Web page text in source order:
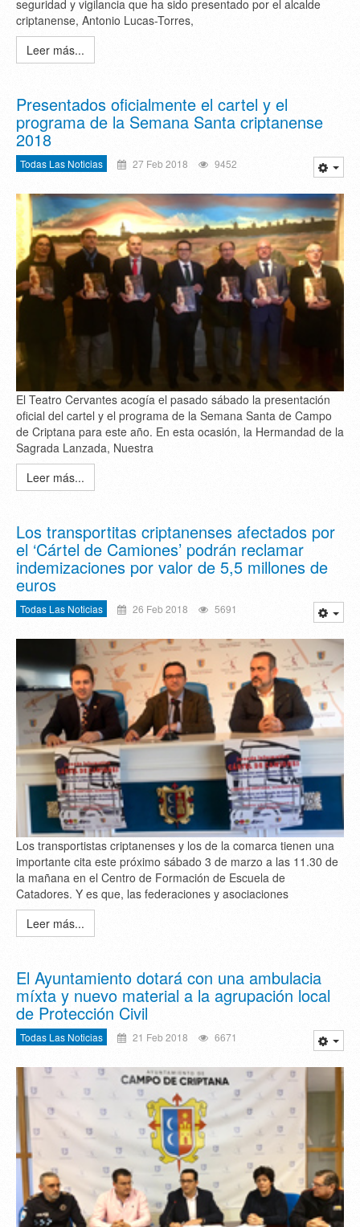
seguridad y vigilancia que ha sido presentado por el alcalde
criptanense, Antonio Lucas-Torres,
Leer más...
Presentados oficialmente el cartel y el
programa de la Semana Santa criptanense
2018
Todas Las Noticias 27 Feb 2018 9452
El Teatro Cervantes acogía el pasado sábado la presentación
oficial del cartel y el programa de la Semana Santa de Campo
de Criptana para este año. En esta ocasión, la Hermandad de la
Sagrada Lanzada, Nuestra
Leer más...
Los transportitas criptanenses afectados por
el ‘Cártel de Camiones’ podrán reclamar
indemizaciones por valor de 5,5 millones de
euros
Todas Las Noticias 26 Feb 2018 5691
Los transportistas criptanenses y los de la comarca tienen una
importante cita este próximo sábado 3 de marzo a las 11.30 de
la mañana en el Centro de Formación de Escuela de
Catadores. Y es que, las federaciones y asociaciones
Leer más...
El Ayuntamiento dotará con una ambulacia
míxta y nuevo material a la agrupación local
de Protección Civil
Todas Las Noticias 21 Feb 2018 6671